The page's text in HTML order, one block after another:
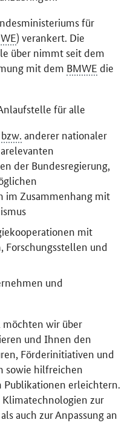
für
) verankert. Die
über nimmt seit dem
mit dem BMWE die
für alle
bzw. anderer nationaler
der Bundesregierung,
im Zusammenhang mit
mit
Forschungsstellen und
und
wir über
und Ihnen den
Förderinitiativen und
sowie hilfreichen
erleichtern.
zur
auch zur Anpassung an